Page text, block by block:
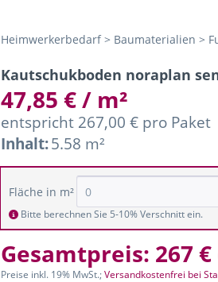
Heimwerkerbedarf > Baumaterialien >
Kautschukboden noraplan
47,85 € / m²
entspricht 267,00 € pro Paket
Inhalt:5.58 m²
Fläche in m²
Bitte berechnen Sie 5-10% Verschnitt ein.
Gesamtpreis: 267 €
Preise inkl. 19% MwSt.;Versandkostenfrei bei